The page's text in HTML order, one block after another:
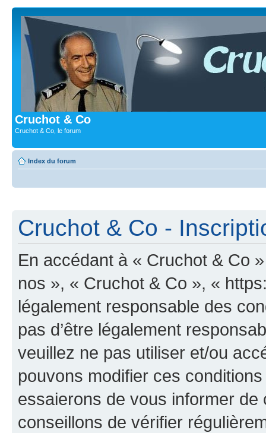
Cruchot & Co
Cruchot & Co, le forum
Index du forum
Cruchot & Co -
En accédant à « Cruchot & Co
nos », « Cruchot & Co », «
légalement responsable des
pas d’être légalement
veuillez ne pas utiliser et/ou
pouvons modifier ces
essaierons de vous informer
conseillons de vérifier